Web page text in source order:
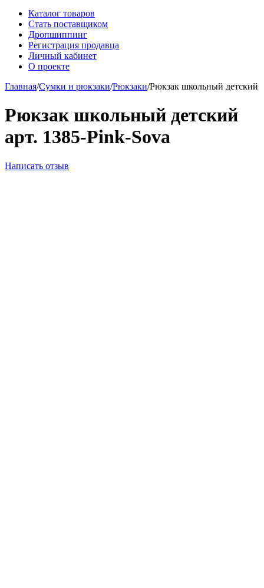
Каталог товаров
Стать поставщиком
Дропшиппинг
Регистрация продавца
Личный кабинет
О проекте
Главная/Сумки и рюкзаки/Рюкзаки/Рюкзак школьный детский
Рюкзак школьный детский
арт. 1385-Pink-Sova
Написать отзыв